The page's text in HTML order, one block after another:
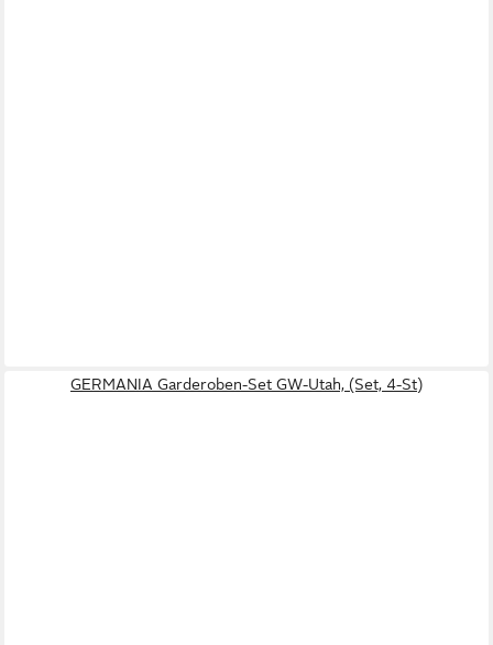
GERMANIA Garderoben-Set GW-Utah, (Set, 4-St)